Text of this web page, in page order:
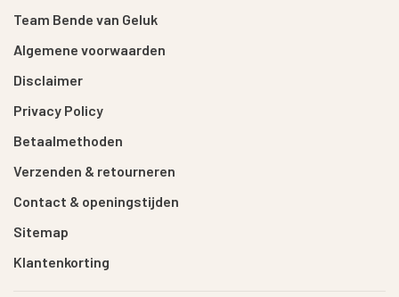
Team Bende van Geluk
Algemene voorwaarden
Disclaimer
Privacy Policy
Betaalmethoden
Verzenden & retourneren
Contact & openingstijden
Sitemap
Klantenkorting